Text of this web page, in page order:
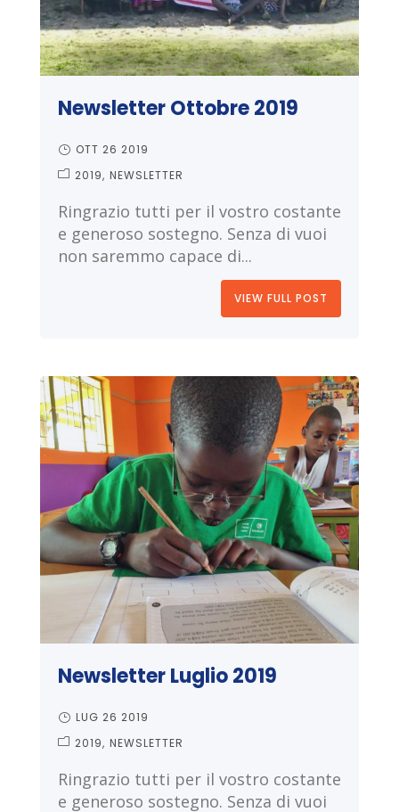
Newsletter Ottobre 2019
OTT 26 2019
2019 NEWSLETTER
Ringrazio tutti per il vostro costante
e generoso sostegno. Senza di vuoi
non saremmo capace di...
VIEW FULL POST
Newsletter Luglio 2019
LUG 26 2019
2019 NEWSLETTER
Ringrazio tutti per il vostro costante
e generoso sostegno. Senza di vuoi